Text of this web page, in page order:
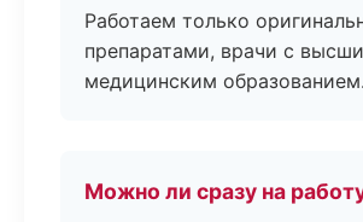
Работаем только
препаратами, врачи с
медицинским образованием.
Можно ли сразу на